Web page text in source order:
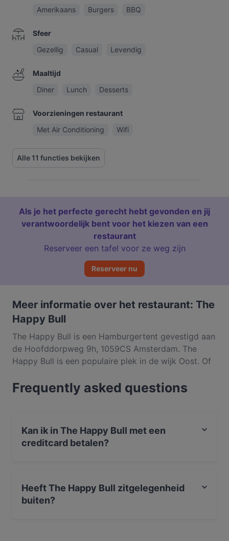
Amerikaans
Burgers BBQ
Sfeer
Gezellig
Casual Levendig
Maaltijd
Diner
Lunch Desserts
Voorzieningen restaurant
Met Air Conditioning
Wifi
Alle 11 functies bekijken
Als je het perfecte gerecht hebt gevonden en jij
verantwoordelijk bent voor het kiezen van een
restaurant
Reserveer een tafel voor ze weg zijn
Reserveer nu
Meer informatie over het restaurant: The
Happy Bull
The Happy Bull is een Hamburgertent gevestigd aan
de Hoofddorpweg 9h, 1059CS Amsterdam. The
Happy Bull is een populaire plek in de wijk Oost. Of
aan een fijnproeverservaring, ontdek de gerechten
bij The Happy Bull en ervaar authentiek Amerikaans
Frequently asked questions
Kan ik in The Happy Bull met een
creditcard betalen?
Heeft The Happy Bull zitgelegenheid
buiten?